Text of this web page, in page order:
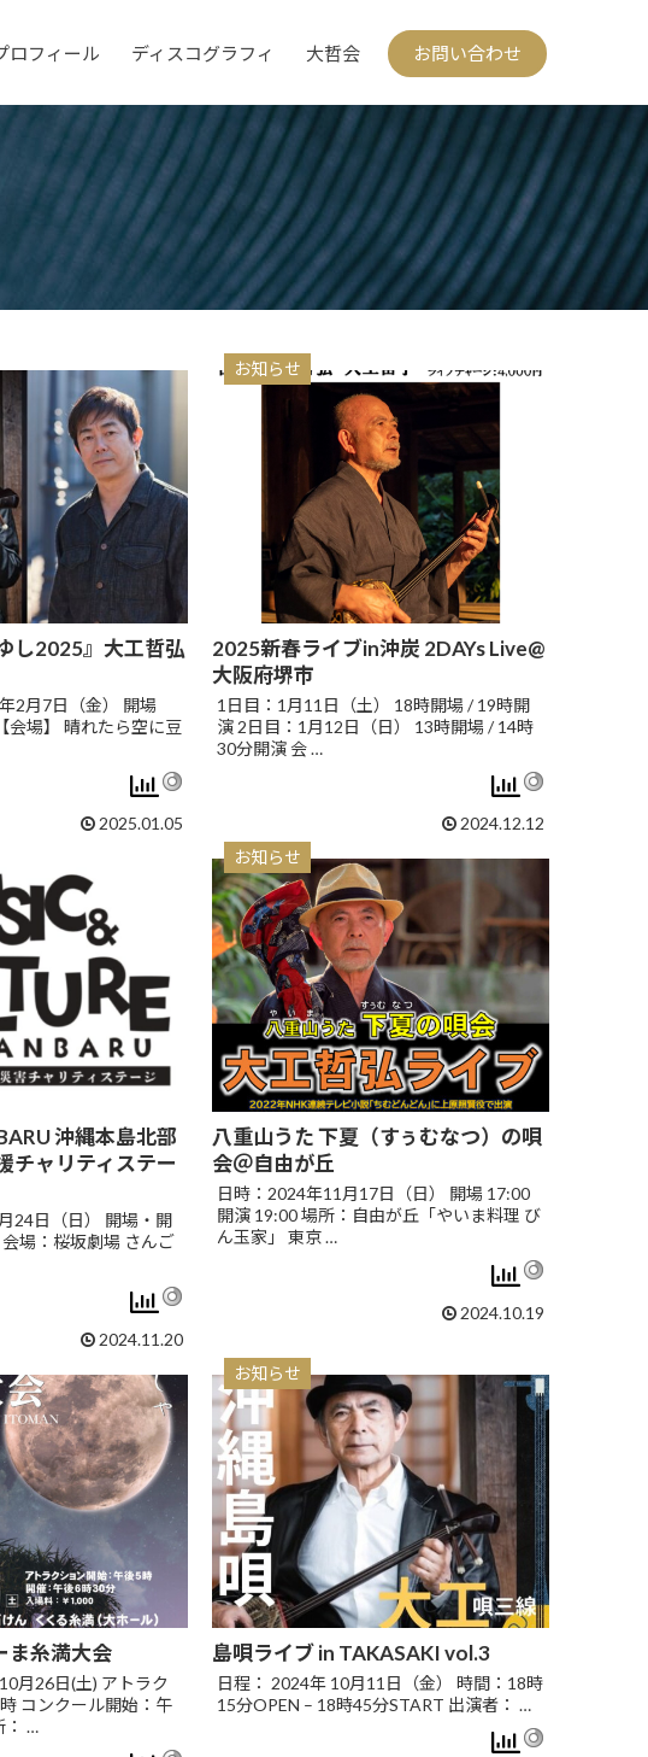
ロフィール ディスコグラフィ 大哲会 お問い合わせ
し2025』大工哲弘
2月7日（金） 開場
会場】 晴れたら空に豆
2025.01.05
お知らせ
2025新春ライブin沖炭 2DAYs Live@
大阪府堺市
1日目：1月11日（土） 18時開場 / 19時開
演 2日目：1月12日（日） 13時開場 / 14時
30分開演 会 …
2024.12.12
沖縄本島北部
チャリティステー
24日（日） 開場・開
場：桜坂劇場 さんご
2024.11.20
お知らせ
八重山うた 下夏（すぅむなつ）の唄
会＠自由が丘
日時：2024年11月17日（日） 開場 17:00
開演 19:00 場所：自由が丘「やいま料理 び
ん玉家」 東京 …
2024.10.19
ま糸満大会
月26日(土) アトラク
コンクール開始：午
： …
お知らせ
島唄ライブ in TAKASAKI vol.3
日程： 2024年 10月11日（金） 時間：18時
15分OPEN – 18時45分START 出演者： …